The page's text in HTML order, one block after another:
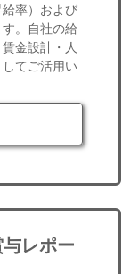
率）および
。自社の給
金設計・人
てご活用い
レポー